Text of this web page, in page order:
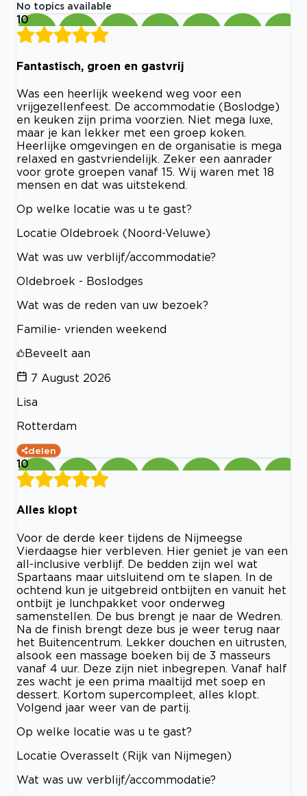
No topics available
10
Fantastisch, groen en gastvrij
Was een heerlijk weekend weg voor een
vrijgezellenfeest. De accommodatie (Boslodge)
en keuken zijn prima voorzien. Niet mega luxe,
maar je kan lekker met een groep koken.
Heerlijke omgevingen en de organisatie is mega
relaxed en gastvriendelijk. Zeker een aanrader
voor grote groepen vanaf 15. Wij waren met 18
mensen en dat was uitstekend.
Op welke locatie was u te gast?
Locatie Oldebroek (Noord-Veluwe)
Wat was uw verblijf/accommodatie?
Oldebroek - Boslodges
Wat was de reden van uw bezoek?
Familie- vrienden weekend
Beveelt aan
7 August 2026
Lisa
Rotterdam
delen
10
Alles klopt
Voor de derde keer tijdens de Nijmeegse
Vierdaagse hier verbleven. Hier geniet je van een
all-inclusive verblijf. De bedden zijn wel wat
Spartaans maar uitsluitend om te slapen. In de
ochtend kun je uitgebreid ontbijten en vanuit het
ontbijt je lunchpakket voor onderweg
samenstellen. De bus brengt je naar de Wedren.
Na de finish brengt deze bus je weer terug naar
het Buitencentrum. Lekker douchen en uitrusten,
alsook een massage boeken bij de 3 masseurs
vanaf 4 uur. Deze zijn niet inbegrepen. Vanaf half
zes wacht je een prima maaltijd met soep en
dessert. Kortom supercompleet, alles klopt.
Volgend jaar weer van de partij.
Op welke locatie was u te gast?
Locatie Overasselt (Rijk van Nijmegen)
Wat was uw verblijf/accommodatie?